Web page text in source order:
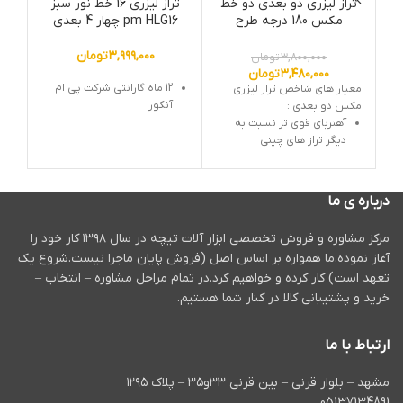
تراز لیزری دو بعدی دو خط
مکس 180 درجه طرح
۳,۸۰۰,۰۰۰تومان
۳,۴۸۰,۰۰۰تومان
معیار های شاخص تراز لیزری
مکس دو بعدی :
آهنربای قوی تر نسبت به
دیگر تراز های چینی
مواد اولیه بهتر در ساخت
نور منسجم
کیف حمل بی ام سی
گارانتی 12 ماهه
تراز لیزری 16 خط نور سبز
pm HLG16 چهار 4 بعدی
۳,۹۹۹,۰۰۰تومان
12 ماه گارانتی شرکت پی ام
آنکور
درباره ی ما
مرکز مشاوره و فروش تخصصی ابزار آلات تیچه در سال ۱۳۹۸ کار خود را
آغاز نموده.ما همواره بر اساس اصل (فروش پایان ماجرا نیست.شروع یک
تعهد است) کار کرده و خواهیم کرد.در تمام مراحل مشاوره – انتخاب –
خرید و پشتیبانی کالا در کنار شما هستیم.
ارتباط با ما
مشهد – بلوار قرنی – بین قرنی ۳۳و۳۵ – پلاک ۱۲۹۵